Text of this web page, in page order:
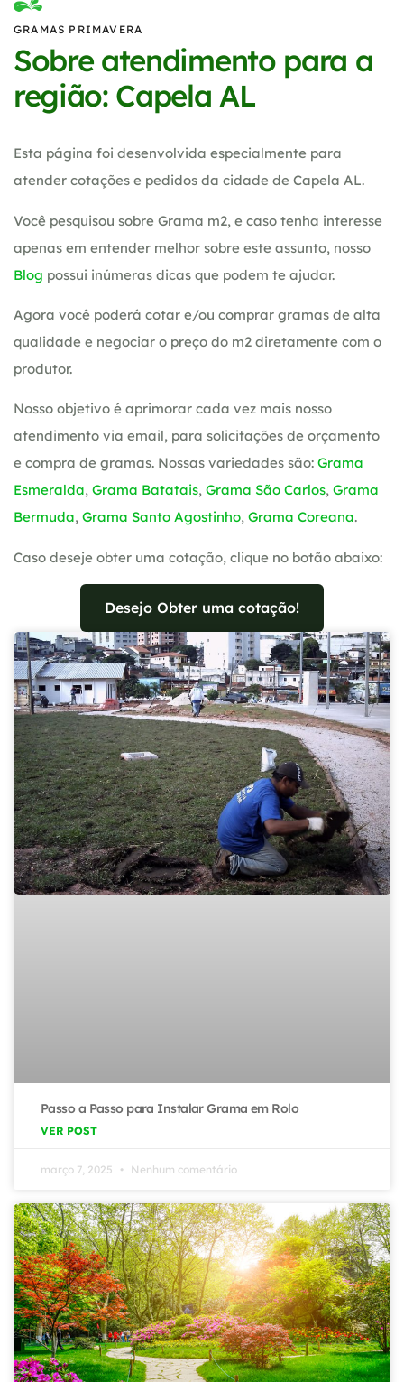
GRAMAS PRIMAVERA
Sobre atendimento para a
região: Capela AL
Esta página foi desenvolvida especialmente para
atender cotações e pedidos da cidade de Capela AL.
Você pesquisou sobre Grama m2, e caso tenha interesse
apenas em entender melhor sobre este assunto, nosso
Blog possui inúmeras dicas que podem te ajudar.
Agora você poderá cotar e/ou comprar gramas de alta
qualidade e negociar o preço do m2 diretamente com o
produtor.
Nosso objetivo é aprimorar cada vez mais nosso
atendimento via email, para solicitações de orçamento
e compra de gramas. Nossas variedades são: Grama
Esmeralda, Grama Batatais, Grama São Carlos, Grama
Bermuda, Grama Santo Agostinho, Grama Coreana.
Caso deseje obter uma cotação, clique no botão abaixo:
Desejo Obter uma cotação!
Passo a Passo para Instalar Grama em Rolo
VER POST
março 7, 2025 Nenhum comentário